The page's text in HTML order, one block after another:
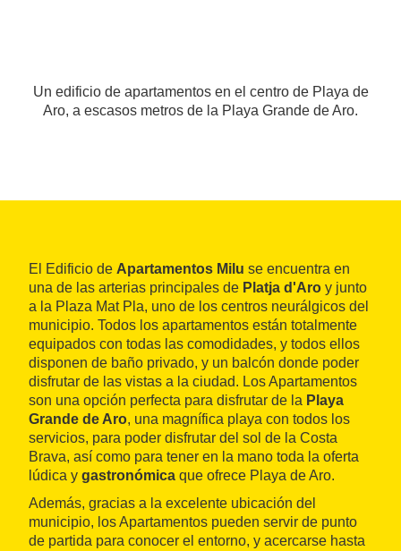
Un edificio de apartamentos en el centro de Playa de
Aro, a escasos metros de la Playa Grande de Aro.
El Edificio de Apartamentos Milu se encuentra en
una de las arterias principales de Platja d'Aro y junto
a la Plaza Mat Pla, uno de los centros neurálgicos del
municipio. Todos los apartamentos están totalmente
equipados con todas las comodidades, y todos ellos
disponen de baño privado, y un balcón donde poder
disfrutar de las vistas a la ciudad. Los Apartamentos
son una opción perfecta para disfrutar de la Playa
Grande de Aro, una magnífica playa con todos los
servicios, para poder disfrutar del sol de la Costa
Brava, así como para tener en la mano toda la oferta
lúdica y gastronómica que ofrece Playa de Aro.
Además, gracias a la excelente ubicación del
municipio, los Apartamentos pueden servir de punto
de partida para conocer el entorno, y acercarse hasta